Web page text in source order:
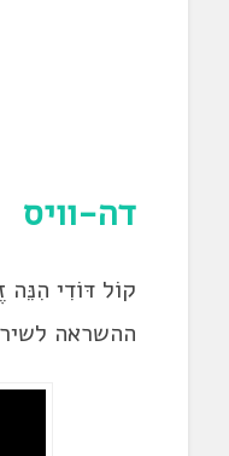
דה-וויס
קוֹל דּוֹדִי
ההשראה